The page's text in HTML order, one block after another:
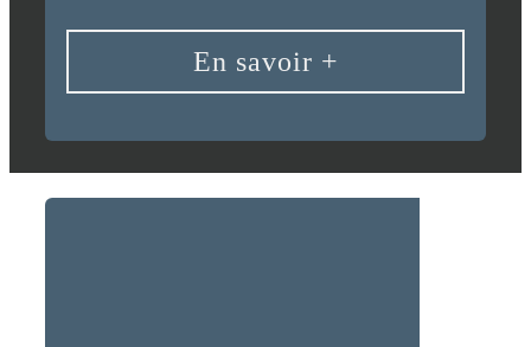
En savoir +